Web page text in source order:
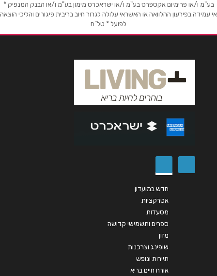
שם מלא*
אימייל
אנא חזרו אלי בקשר ל...
הודעה
בע"מ ו/או פרימיום אקספרס בע"מ ו/או ישראכרט מימון בע"מ ו/או הבנק המנפיק *
אי עמידה בפירעון ההלוואה או האשראי עלולה לגרור חיוב בריבית פיגורים והליכי הוצאה
לפועל * טל"ח
חדש במועדון
אטרקציות
מסעדות
ספרים ותשמישי קדושה
מזון
שופינג וצרכנות
תיירות ונופש
אורח חיים בריא